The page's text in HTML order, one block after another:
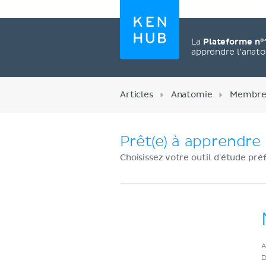
La Plateforme
apprendre
Articles Anatomie
Prêt(e) à apprendre
Choisissez votre outil d'étude